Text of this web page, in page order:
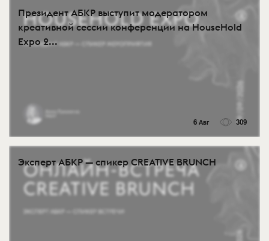
Президент АБКР выступит модератором
креативной сессии конференции на HouseHold
Expo 2...
6 Авг 309
Эксперт АБКР — спикер CREATIVE BRUNCH